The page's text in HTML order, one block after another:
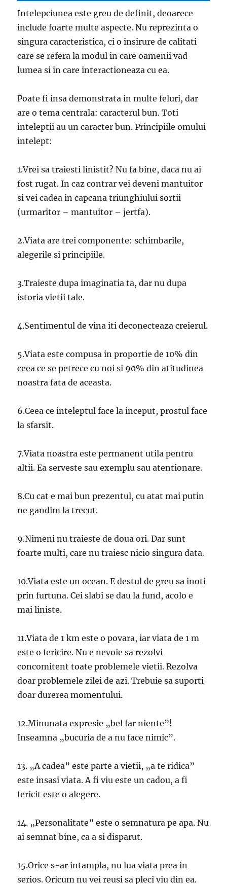
Intelepciunea este greu de definit, deoarece
include foarte multe aspecte. Nu reprezinta o
singura caracteristica, ci o insirure de calitati
care se refera la modul in care oamenii vad
lumea si in care interactioneaza cu ea.
Poate fi insa demonstrata in multe feluri, dar
are o tema centrala: caracterul bun. Toti
inteleptii au un caracter bun. Principiile omului
intelept:
1.Vrei sa traiesti linistit? Nu fa bine, daca nu ai
fost rugat. In caz contrar vei deveni mantuitor
si vei cadea in capcana triunghiului sortii
(urmaritor – mantuitor – jertfa).
2.Viata are trei componente: schimbarile,
alegerile si principiile.
3.Traieste dupa imaginatia ta, dar nu dupa
istoria vietii tale.
4.Sentimentul de vina iti deconecteaza creierul.
5.Viata este compusa in proportie de 10% din
ceea ce se petrece cu noi si 90% din atitudinea
noastra fata de aceasta.
6.Ceea ce inteleptul face la inceput, prostul face
la sfarsit.
7.Viata noastra este permanent utila pentru
altii. Ea serveste sau exemplu sau atentionare.
8.Cu cat e mai bun prezentul, cu atat mai putin
ne gandim la trecut.
9.Nimeni nu traieste de doua ori. Dar sunt
foarte multi, care nu traiesc nicio singura data.
10.Viata este un ocean. E destul de greu sa inoti
prin furtuna. Cei slabi se dau la fund, acolo e
mai liniste.
11.Viata de 1 km este o povara, iar viata de 1 m
este o fericire. Nu e nevoie sa rezolvi
concomitent toate problemele vietii. Rezolva
doar problemele zilei de azi. Trebuie sa suporti
doar durerea momentului.
12.Minunata expresie „bel far niente”!
Inseamna „bucuria de a nu face nimic”.
13. „A cadea” este parte a vietii, „a te ridica”
este insasi viata. A fi viu este un cadou, a fi
fericit este o alegere.
14. „Personalitate” este o semnatura pe apa. Nu
ai semnat bine, ca a si disparut.
15.Orice s-ar intampla, nu lua viata prea in
serios. Oricum nu vei reusi sa pleci viu din ea.